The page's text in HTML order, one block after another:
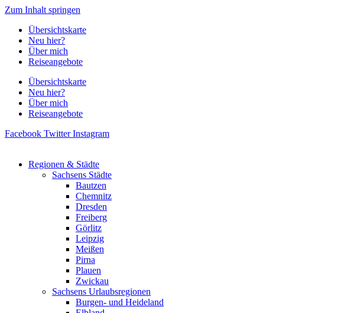
Zum Inhalt springen
Übersichtskarte
Neu hier?
Über mich
Reiseangebote
Übersichtskarte
Neu hier?
Über mich
Reiseangebote
Facebook Twitter Instagram
Regionen & Städte
Sachsens Städte
Bautzen
Chemnitz
Dresden
Freiberg
Görlitz
Leipzig
Meißen
Pirna
Plauen
Zwickau
Sachsens Urlaubsregionen
Burgen- und Heideland